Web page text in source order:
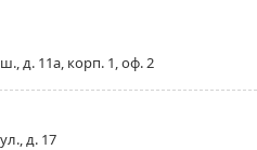
д. 11а, корп. 1, оф. 2
д. 17